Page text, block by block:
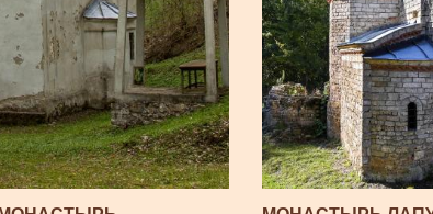
очень акустический и
для организации
буквального содержания.
зал расположен на террасе
канала. Она посвящена
Циклоп-холл имеет обилие
из преимущественно
Центральное место занимают
назван зал. Зал Гайдук
краснея сталагмита,
Хайдук-Вельку, а возле
есть 3 пещеры и
температура воды
Цельсию. Криви Вейр
и знаменитый Мир-Ям